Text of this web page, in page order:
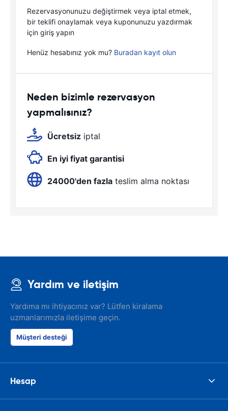
Rezervasyonunuzu değiştirmek veya iptal etmek,
bir teklifi onaylamak veya kuponunuzu yazdırmak
için giriş yapın
Henüz hesabınız yok mu? Buradan kayıt olun
Neden bizimle rezervasyon
yapmalısınız?
Ücretsiz iptal
En iyi fiyat garantisi
24000'den fazla teslim alma noktası
Yardım ve iletişim
Yardıma mı ihtiyacınız var? Lütfen kiralama
uzmanlarımızla iletişime geçin.
Müşteri desteği
Hesap